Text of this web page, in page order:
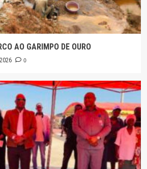
AO GARIMPO DE OURO
0